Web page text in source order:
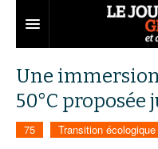
Territoires
Aménagement
Entreprises
Une
50°C proposée
75 Transition écologique